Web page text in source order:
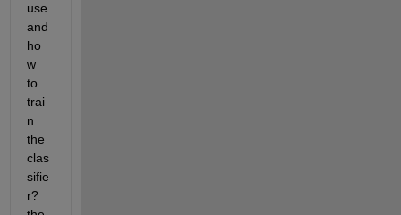
use
and
ho
w
to
trai
n
the
clas
sifie
r?